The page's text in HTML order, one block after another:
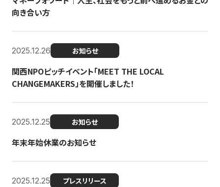
向き合い方
2025.12.26 お知らせ
関西NPOピッチイベント「MEET THE LOCAL
CHANGEMAKERS」を開催しました！
2025.12.25 お知らせ
年末年始休業のお知らせ
2025.12.25 プレスリリース